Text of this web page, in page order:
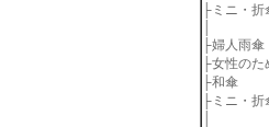
├ ミニ・折
├婦人雨傘
├女性のた
├和傘
├ ミニ・折